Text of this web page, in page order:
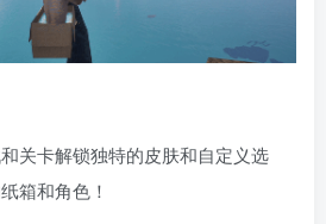
关卡解锁独特的皮肤和自定义选
箱和角色！